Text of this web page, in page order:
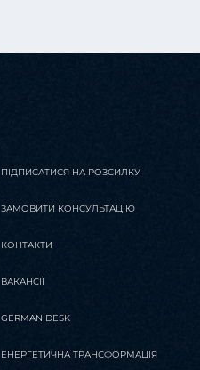
ПІДПИСАТИСЯ НА РОЗСИЛКУ
ЗАМОВИТИ КОНСУЛЬТАЦІЮ
КОНТАКТИ
ВАКАНСІЇ
GERMAN DESK
ЕНЕРГЕТИЧНА ТРАНСФОРМАЦІЯ